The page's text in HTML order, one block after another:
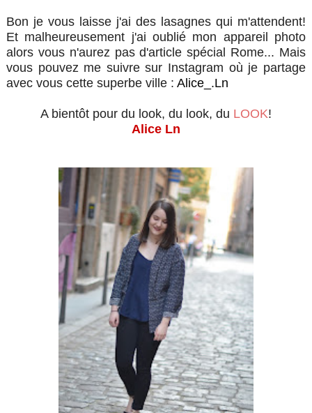
Bon je vous laisse j'ai des lasagnes qui m'attendent!
Et malheureusement j'ai oublié mon appareil photo
alors vous n'aurez pas d'article spécial Rome... Mais
vous pouvez me suivre sur Instagram où je partage
avec vous cette superbe ville : Alice_.Ln
A bientôt pour du look, du look, du LOOK!
Alice Ln